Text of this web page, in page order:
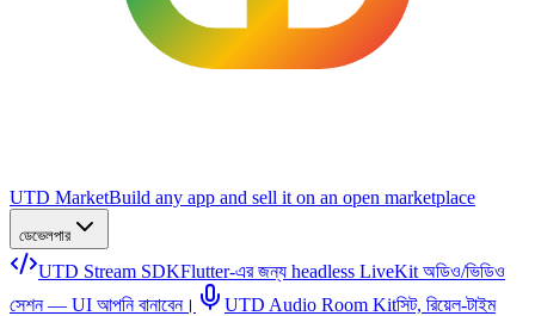
UTD MarketBuild any app and sell it on an open marketplace
ডেভেলপার
UTD Stream SDKFlutter-এর জন্য headless LiveKit অডিও/ভিডিও
সেশন — UI আপনি বানাবেন।
UTD Audio Room Kitসিট, রিয়েল-টাইম